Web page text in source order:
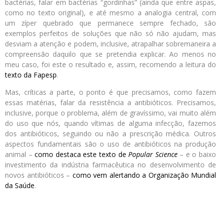
bactérias, falar em bactérias “gordinhas” (ainda que entre aspas,
como no texto original), e até mesmo a analogia central, com
um zíper quebrado que permanece sempre fechado, são
exemplos perfeitos de soluções que não só não ajudam, mas
desviam a atenção e podem, inclusive, atrapalhar sobremaneira a
compreensão daquilo que se pretendia explicar. Ao menos no
meu caso, foi este o resultado e, assim, recomendo a leitura do
texto da Fapesp.
Mas, críticas a parte, o ponto é que precisamos, como fazem
essas matérias, falar da resistência a antibióticos. Precisamos,
inclusive, porque o problema, além de gravíssimo, vai muito além
do uso que nós, quando vítimas de alguma infecção, fazemos
dos antibióticos, seguindo ou não a prescrição médica. Outros
aspectos fundamentais são o uso de antibióticos na produção
animal –como destaca este texto de Popular Science– e o baixo
investimento da indústria farmacêutica no desenvolvimento de
novos antibióticos – como vem alertando a Organização Mundial
da Saúde.